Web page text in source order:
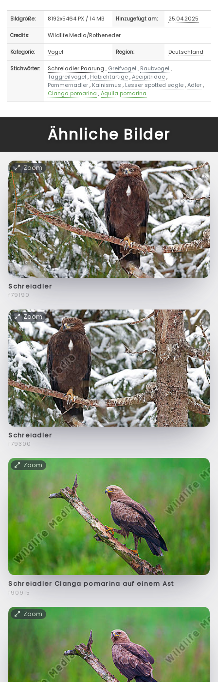
Bildgröße: 8192x5464 PX / 14 MB Hinzugefügt am: 25.04.2025
Credits: Wildlife.Media/Rotheneder
Kategorie: Vögel Region: Deutschland
Stichwörter: Schreiadler Paarung , Greifvogel , Raubvogel ,
Taggreifvogel , Habichtartige,Accipitridae,
Pommernadler, Kainismus , Lesser spotted eagle,Adler,
Clanga pomarina ,Aquila pomarina
Ähnliche Bilder
Zoom
Schreiadler
f79190
Zoom
Schreiadler
f79300
Zoom
Schreiadler Clanga pomarina auf einem Ast
f90915
Zoom